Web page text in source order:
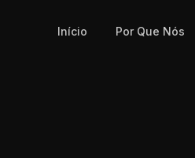
Início Por Que Nós